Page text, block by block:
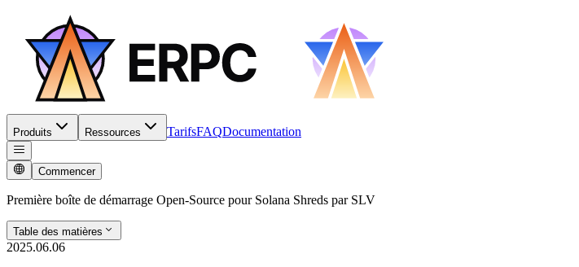
Produits Ressources TarifsFAQDocumentation
Commencer
Première boîte de démarrage Open-Source pour Solana Shreds par SLV
Table des matières
2025.06.06